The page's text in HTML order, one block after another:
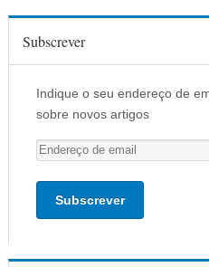
Subscrever
Indique o seu endereço de
sobre novos artigos
E
n
d